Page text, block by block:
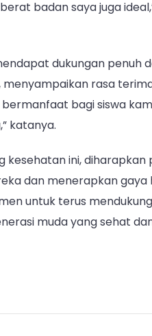
badan saya juga
dukungan penuh
menyampaikan rasa
bermanfaat bagi siswa
katanya.
kesehatan ini, diharapkan
dan menerapkan gaya
untuk terus
muda yang sehat